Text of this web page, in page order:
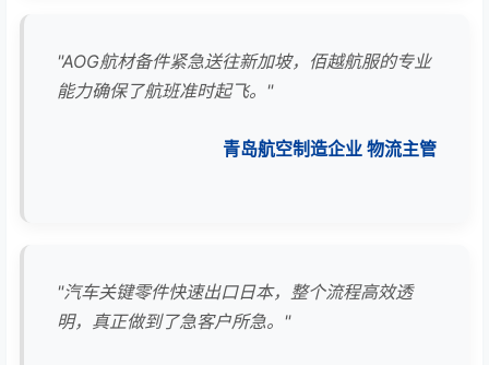
"AOG航材备件紧急送往新加坡，佰越航服的专业
能力确保了航班准时起飞。"
青岛航空制造企业 物流主管
"汽车关键零件快速出口日本，整个流程高效透
明，真正做到了急客户所急。"